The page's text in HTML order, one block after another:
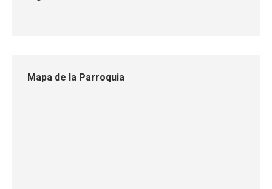
Mapa de la Parroquia